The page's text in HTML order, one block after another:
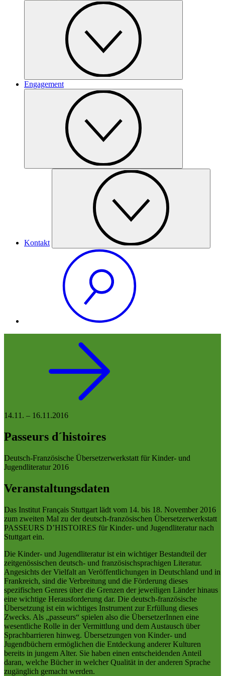
Engagement
Kontakt
14.11. – 16.11.2016
Passeurs d´histoires
Deutsch-Französische Übersetzerwerkstatt für Kinder- und
Jugendliteratur 2016
Veranstaltungsdaten
Das Institut Français Stuttgart lädt vom 14. bis 18. November 2016
zum zweiten Mal zu der deutsch-französischen Übersetzerwerkstatt
PASSEURS D’HISTOIRES für Kinder- und Jugendliteratur nach
Stuttgart ein.
Die Kinder- und Jugendliteratur ist ein wichtiger Bestandteil der
zeitgenössischen deutsch- und französischsprachigen Literatur.
Angesichts der Vielfalt an Veröffentlichungen in Deutschland und in
Frankreich, sind die Verbreitung und die Förderung dieses
spezifischen Genres über die Grenzen der jeweiligen Länder hinaus
eine wichtige Herausforderung dar. Die deutsch-französische
Übersetzung ist ein wichtiges Instrument zur Erfüllung dieses
Zwecks. Als „passeurs“ spielen also die ÜbersetzerInnen eine
wesentliche Rolle in der Vermittlung und dem Austausch über
Sprachbarrieren hinweg. Übersetzungen von Kinder- und
Jugendbüchern ermöglichen die Entdeckung anderer Kulturen
bereits in jungem Alter. Sie haben einen entscheidenden Anteil
daran, welche Bücher in welcher Qualität in der anderen Sprache
zugänglich gemacht werden.